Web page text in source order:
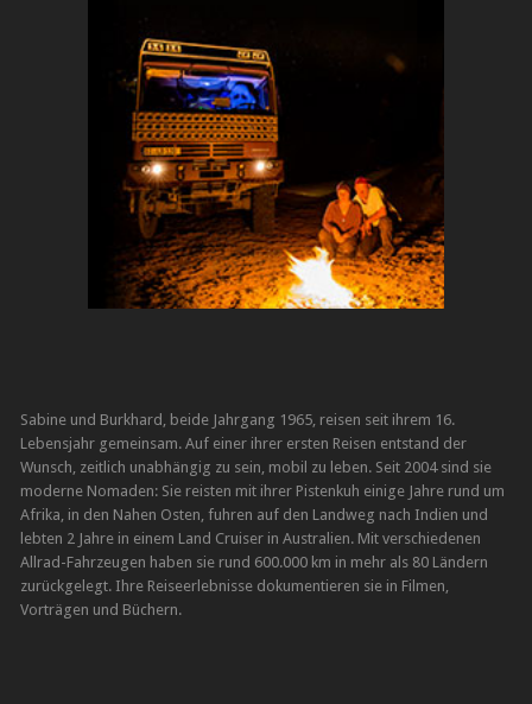
Sabine und Burkhard, beide Jahrgang 1965, reisen seit ihrem 16.
Lebensjahr gemeinsam. Auf einer ihrer ersten Reisen entstand der
Wunsch, zeitlich unabhängig zu sein, mobil zu leben. Seit 2004 sind sie
moderne Nomaden: Sie reisten mit ihrer Pistenkuh einige Jahre rund um
Afrika, in den Nahen Osten, fuhren auf den Landweg nach Indien und
lebten 2 Jahre in einem Land Cruiser in Australien. Mit verschiedenen
Allrad-Fahrzeugen haben sie rund 600.000 km in mehr als 80 Ländern
zurückgelegt. Ihre Reiseerlebnisse dokumentieren sie in Filmen,
Vorträgen und Büchern.